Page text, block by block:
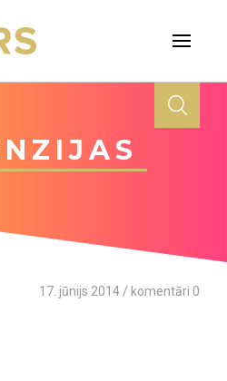
17. jūnijs 2014 / komentāri 0